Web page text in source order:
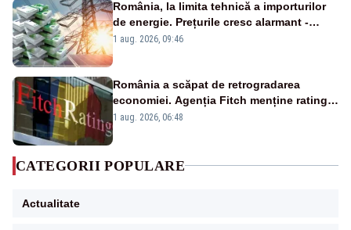
România, la limita tehnică a importurilor
de energie. Prețurile cresc alarmant -
Analiză Realitatea Plus
1 aug. 2026, 09:46
România a scăpat de retrogradarea
economiei. Agenția Fitch menține ratingul
„BBB-” cu perspectivă negativă
1 aug. 2026, 06:48
CATEGORII POPULARE
Actualitate